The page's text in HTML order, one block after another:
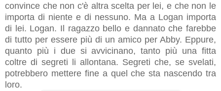
convince che non c'è altra scelta per lei, e che non le
importa di niente e di nessuno. Ma a Logan importa
di lei. Logan. Il ragazzo bello e dannato che farebbe
di tutto per essere più di un amico per Abby. Eppure,
quanto più i due si avvicinano, tanto più una fitta
coltre di segreti li allontana. Segreti che, se svelati,
potrebbero mettere fine a quel che sta nascendo tra
loro.